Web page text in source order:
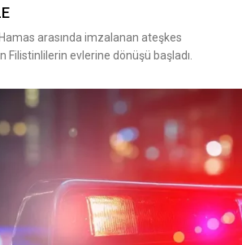
arasında imzalanan ateşkes
Filistinlilerin evlerine dönüşü başladı.